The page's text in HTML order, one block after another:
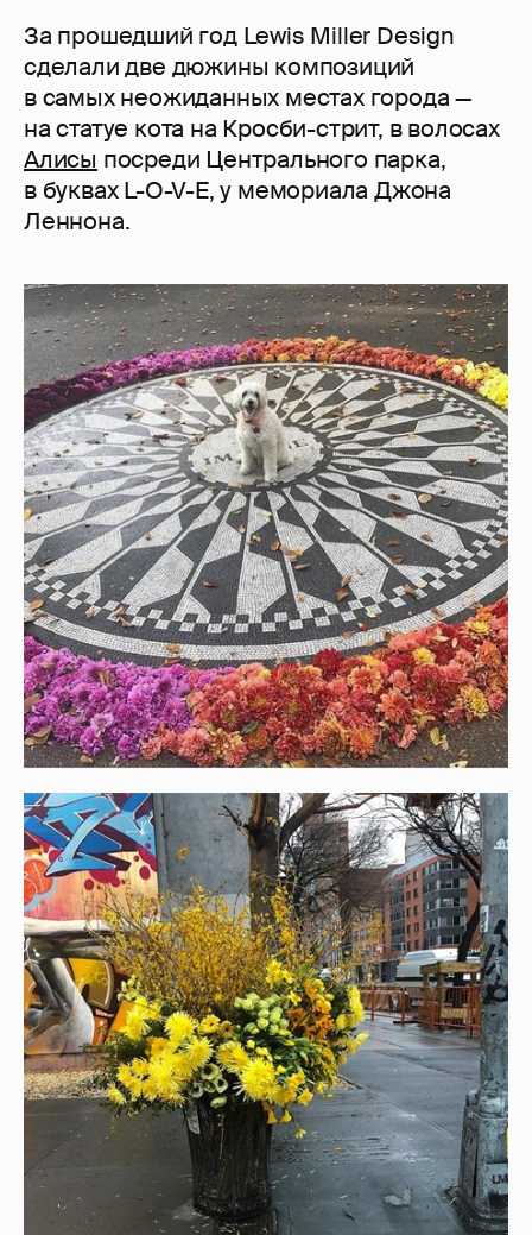
За прошедший год Lewis Miller Design
сделали две дюжины композиций
в самых неожиданных местах города —
на статуе кота на Кросби-стрит, в волосах
Алисы посреди Центрального парка,
в буквах L-O-V-E, у мемориала Джона
Леннона.